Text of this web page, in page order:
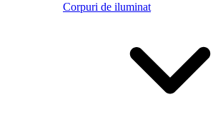
Corpuri de iluminat